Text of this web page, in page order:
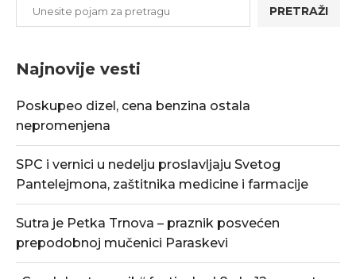
PRETRAŽI
Najnovije vesti
Poskupeo dizel, cena benzina ostala
nepromenjena
SPC i vernici u nedelju proslavljaju Svetog
Pantelejmona, zaštitnika medicine i farmacije
Sutra je Petka Trnova – praznik posvećen
prepodobnoj mučenici Paraskevi